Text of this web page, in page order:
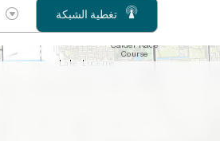
تغطية الشبكة